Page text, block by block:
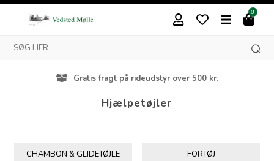
0
Gratis fragt på rideudstyr over 500 kr.
Hjælpetøjler
CHAMBON & GLIDETØJLE FORTØJ